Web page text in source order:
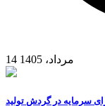
14 مرداد، 1405